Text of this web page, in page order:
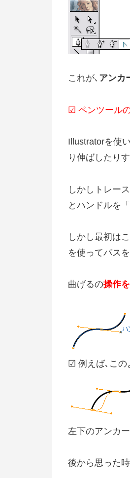
これが､ アンカ
☑ ペンツール
Illustratorを使
り伸ばしたり
しかしトレー
とハンドルを
しかし最初は
を使ってパスを
曲げるの操作
☑ 例えば､この
左下のアンカ
後から思った